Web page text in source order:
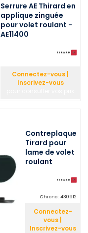
Serrure AE Thirard en
applique zinguée
pour volet roulant -
AE11400
Connectez-vous |
Inscrivez-vous
Contreplaque
Tirard pour
lame de volet
roulant
Chrono : 430912
Connectez-
vous |
Inscrivez-vous